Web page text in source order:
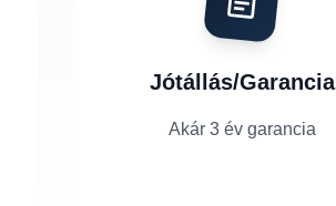
Jótállás/Garancia
Akár 3 év garancia